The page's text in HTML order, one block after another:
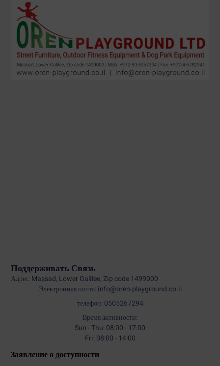
Поддерживать Связь
Адрес: Massad, Lower Galilee, Zip code 1499000
Электронная почта: info@oren-playground.co.il
телефон: 0505267294
Время активности:
Sun - Thu: 08:00 - 17:00
Fri: 08:00 - 14:00
Заявление о доступности